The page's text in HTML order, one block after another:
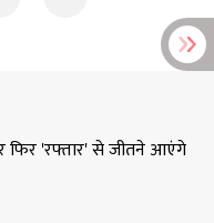
फिर 'रफ्तार' से जीतने आएंगे